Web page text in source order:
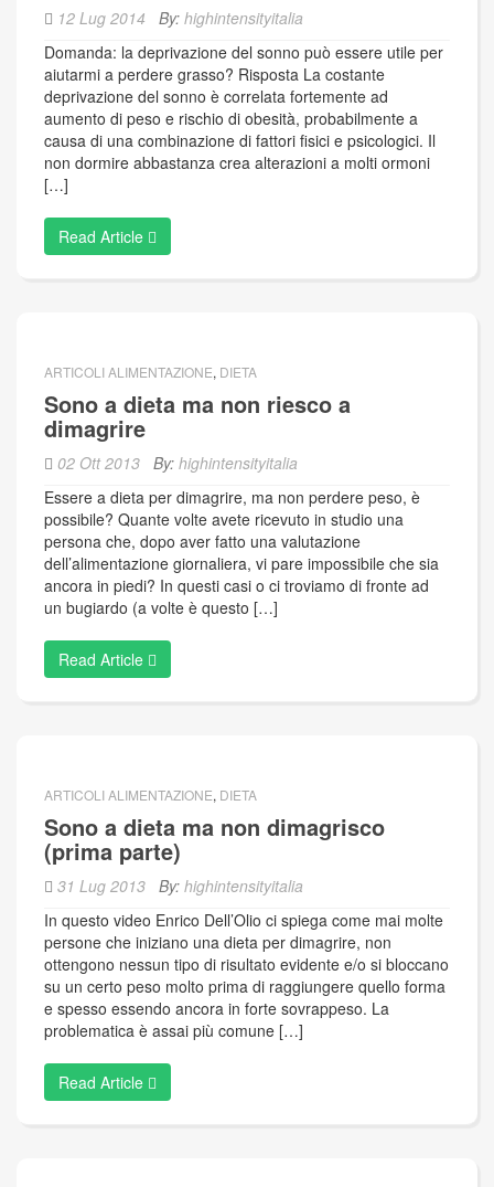
12 Lug 2014 By: highintensityitalia
Domanda: la deprivazione del sonno può essere utile per
aiutarmi a perdere grasso? Risposta La costante
deprivazione del sonno è correlata fortemente ad
aumento di peso e rischio di obesità, probabilmente a
causa di una combinazione di fattori fisici e psicologici. Il
non dormire abbastanza crea alterazioni a molti ormoni
[…]
Read Article
ARTICOLI ALIMENTAZIONE, DIETA
Sono a dieta ma non riesco a
dimagrire
02 Ott 2013 By: highintensityitalia
Essere a dieta per dimagrire, ma non perdere peso, è
possibile? Quante volte avete ricevuto in studio una
persona che, dopo aver fatto una valutazione
dell’alimentazione giornaliera, vi pare impossibile che sia
ancora in piedi? In questi casi o ci troviamo di fronte ad
un bugiardo (a volte è questo […]
Read Article
ARTICOLI ALIMENTAZIONE, DIETA
Sono a dieta ma non dimagrisco
(prima parte)
31 Lug 2013 By: highintensityitalia
In questo video Enrico Dell’Olio ci spiega come mai molte
persone che iniziano una dieta per dimagrire, non
ottengono nessun tipo di risultato evidente e/o si bloccano
su un certo peso molto prima di raggiungere quello forma
e spesso essendo ancora in forte sovrappeso. La
problematica è assai più comune […]
Read Article